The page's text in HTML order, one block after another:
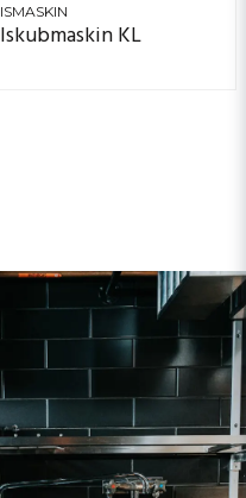
ISMASKIN
Iskubmaskin KL